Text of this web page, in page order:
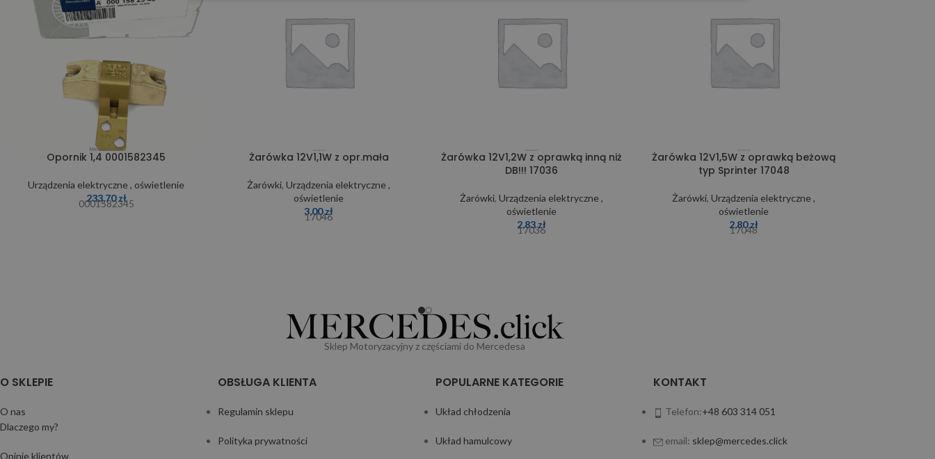
Opornik 1,4 0001582345
Urządzenia elektryczne , oświetlenie
233,70zł
0001582345
Żarówka 12V1,1W z opr.mała
Żarówki,Urządzenia elektryczne ,
oświetlenie
3,00zł
17046
Żarówka 12V1,2W z oprawką inną niż
DB!!! 17036
Żarówki, Urządzenia elektryczne ,
oświetlenie
2,83zł
17036
Żarówka 12V1,5W z oprawką beżową
typ Sprinter 17048
Żarówki,Urządzenia elektryczne ,
oświetlenie
2,80zł
17048
Sklep Motoryzacyjny z częściami do Mercedesa
O SKLEPIE
O nas
Dlaczego my?
Opinie klientów
OBSŁUGA KLIENTA
Regulamin sklepu
Polityka prywatności
POPULARNE KATEGORIE
Układ chłodzenia
Układ hamulcowy
KONTAKT
Telefon:+48 603 314 051
email: sklep@mercedes.click